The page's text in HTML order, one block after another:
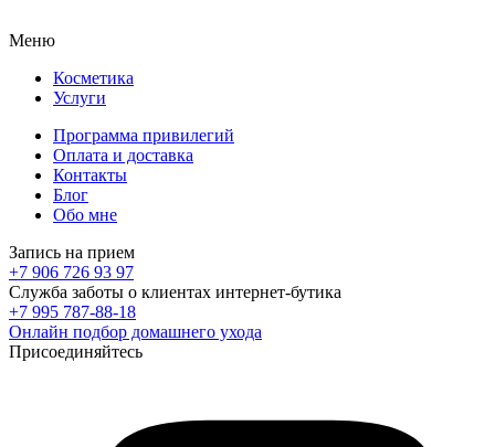
Меню
Косметика
Услуги
Программа привилегий
Оплата и доставка
Контакты
Блог
Обо мне
Запись на прием
+7 906 726 93 97
Служба заботы о клиентах интернет-бутика
+7 995 787-88-18
Онлайн подбор домашнего ухода
Присоединяйтесь